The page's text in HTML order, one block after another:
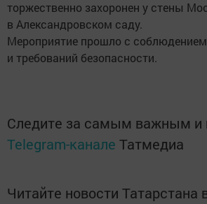
торжественно захоронен у стены
в Александровском саду.
Мероприятие прошло с
и требований безопасности.
Следите за самым важным и
Telegram-канале Татмедиа
Читайте новости Татарстана